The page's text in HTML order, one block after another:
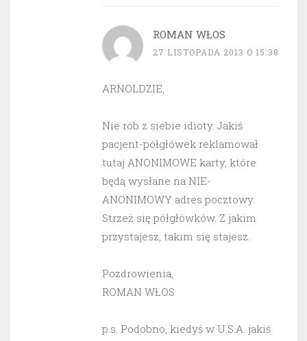
ROMAN WŁOS
27 LISTOPADA 2013 O 15:38
ARNOLDZIE,
Nie rób z siebie idioty. Jakiś
pacjent-półgłówek reklamował
tutaj ANONIMOWE karty, które
będą wysłane na NIE-
ANONIMOWY adres pocztowy.
Strzeż się półgłówków. Z jakim
przystajesz, takim się stajesz.
Pozdrowienia,
ROMAN WŁOS
p.s. Podobno, kiedyś w U.S.A. jakiś